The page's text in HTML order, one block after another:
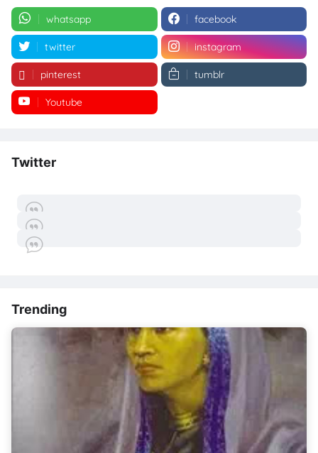
whatsapp facebook
twitter instagram
pinterest tumblr
Youtube
Twitter
Trending